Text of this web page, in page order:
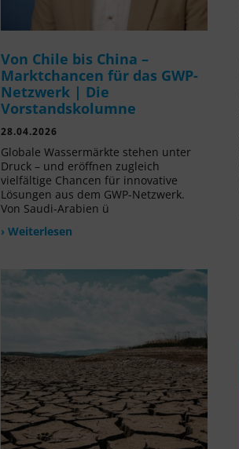
Von Chile bis China –
Marktchancen für das GWP-
Netzwerk | Die
Vorstandskolumne
28.04.2026
Globale Wassermärkte stehen unter
Druck – und eröffnen zugleich
vielfältige Chancen für innovative
Lösungen aus dem GWP-Netzwerk.
Von Saudi-Arabien ü
› Weiterlesen